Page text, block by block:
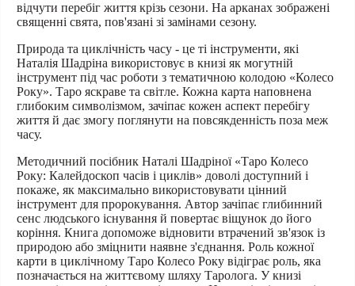
відчути перебіг життя крізь сезони. На арканах зображені
священні свята, пов'язані зі замінами сезону.
Природа та циклічність часу - це ті інструменти, які
Наталія Шадріна використовує в книзі як могутній
інструмент під час роботи з тематичною колодою «Колесо
Року». Таро яскраве та світле. Кожна карта наповнена
глибоким символізмом, зачіпає кожен аспект перебігу
життя й дає змогу поглянути на повсякденність поза меж
часу.
Методичний посібник Наталі Шадріної «Таро Колесо
Року: Калейдоскоп часів і циклів» доволі доступний і
покаже, як максимально використовувати цінний
інструмент для пророкування. Автор зачіпає глибинний
сенс людського існування й повертає віщунок до його
коріння. Книга допоможе відновити втрачений зв'язок із
природою або зміцнити наявне з'єднання. Роль кожної
карти в циклічному Таро Колесо Року відіграє роль, яка
позначається на життєвому шляху Таролога. У книзі